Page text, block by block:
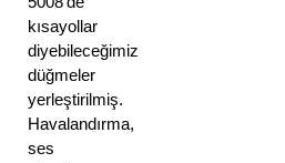
kısayollar
diyebileceğimiz
düğmeler
yerleştirilmiş.
Havalandırma,
ses